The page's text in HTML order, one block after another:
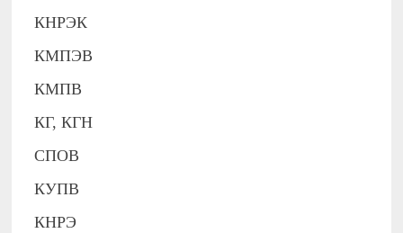
КНРЭК
КМПЭВ
КМПВ
КГ, КГН
СПОВ
КУПВ
КНРЭ